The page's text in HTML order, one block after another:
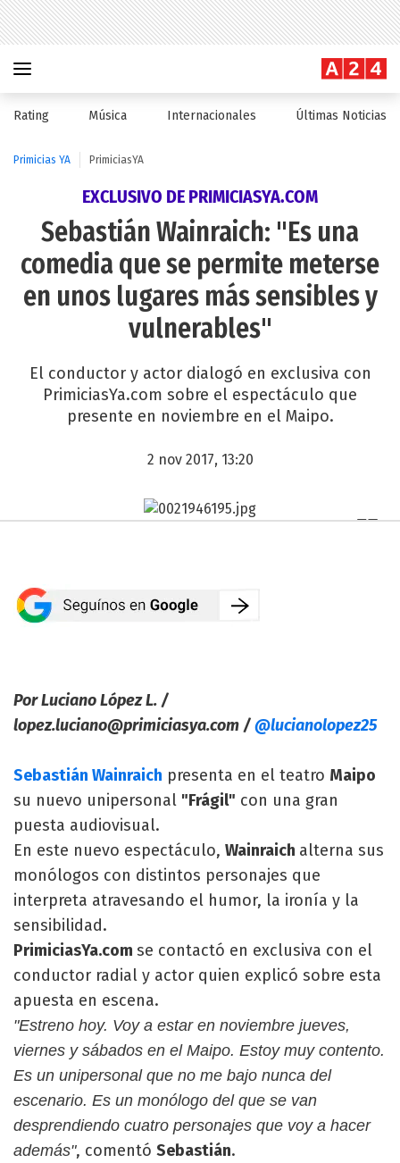
Rating Música Internacionales Últimas Noticias
Primicias YA PrimiciasYA
EXCLUSIVO DE PRIMICIASYA.COM
Sebastián Wainraich: "Es una
comedia que se permite meterse
en unos lugares más sensibles y
vulnerables"
El conductor y actor dialogó en exclusiva con
PrimiciasYa.com sobre el espectáculo que
presente en noviembre en el Maipo.
2 nov 2017, 13:20
Por Luciano López L. /
lopez.luciano@primiciasya.com /@lucianolopez25
Sebastián Wainraich presenta en el teatro Maipo
su nuevo unipersonal "Frágil" con una gran
puesta audiovisual.
En este nuevo espectáculo, Wainraich alterna sus
monólogos con distintos personajes que
interpreta atravesando el humor, la ironía y la
sensibilidad.
PrimiciasYa.com se contactó en exclusiva con el
conductor radial y actor quien explicó sobre esta
apuesta en escena.
"Estreno hoy. Voy a estar en noviembre jueves,
viernes y sábados en el Maipo. Estoy muy contento.
Es un unipersonal que no me bajo nunca del
escenario. Es un monólogo del que se van
desprendiendo cuatro personajes que voy a hacer
además", comentó Sebastián.